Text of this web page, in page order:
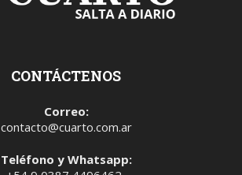
CONTÁCTENOS
Correo:
contacto@cuarto.com.ar
Teléfono y Whatsapp: